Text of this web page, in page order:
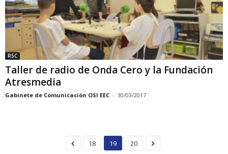
RSC
Taller de radio de Onda Cero y la Fundación
Atresmedia
Gabinete de Comunicación OSI EEC - 30/03/2017
18 19 20